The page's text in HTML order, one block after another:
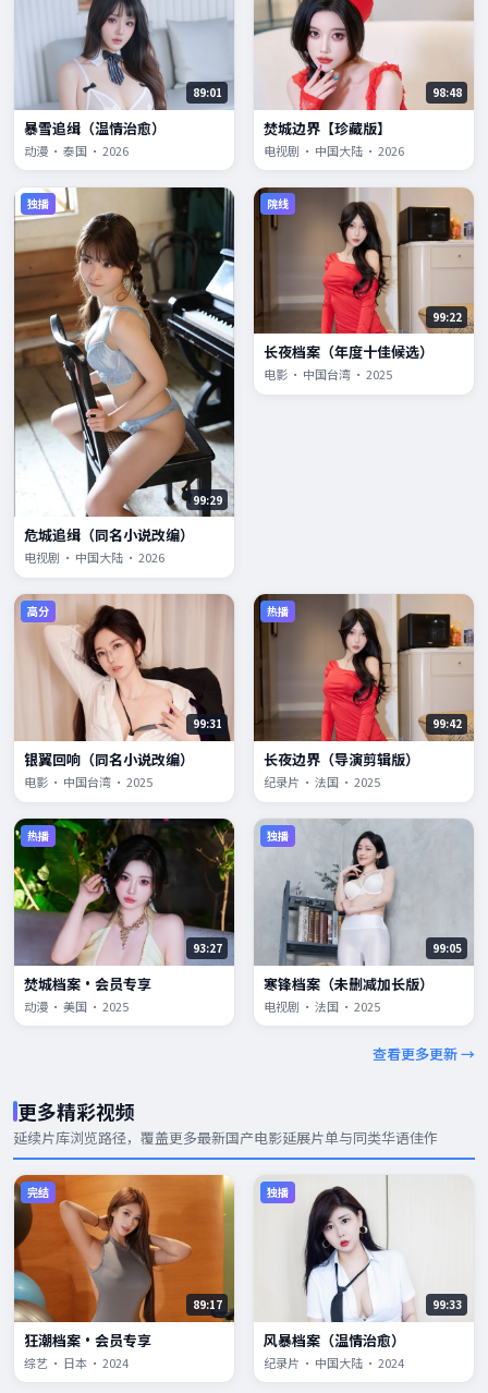
89:01
暴雪追缉（温情治愈）
动漫 · 泰国 · 2026
98:48
焚城边界【珍藏版】
电视剧 · 中国大陆 · 2026
独播
99:29
危城追缉（同名小说改编）
电视剧 · 中国大陆 · 2026
院线
99:22
长夜档案（年度十佳候选）
电影 · 中国台湾 · 2025
高分
99:31
银翼回响（同名小说改编）
电影 · 中国台湾 · 2025
热播
99:42
长夜边界（导演剪辑版）
纪录片 · 法国 · 2025
热播
93:27
焚城档案·会员专享
动漫 · 美国 · 2025
独播
99:05
寒锋档案（未删减加长版）
电视剧 · 法国 · 2025
查看更多更新 →
更多精彩视频
延续片库浏览路径，覆盖更多最新国产电影延展片单与同类华语佳作
完结
89:17
狂潮档案·会员专享
综艺 · 日本 · 2024
独播
99:33
风暴档案（温情治愈）
纪录片 · 中国大陆 · 2024